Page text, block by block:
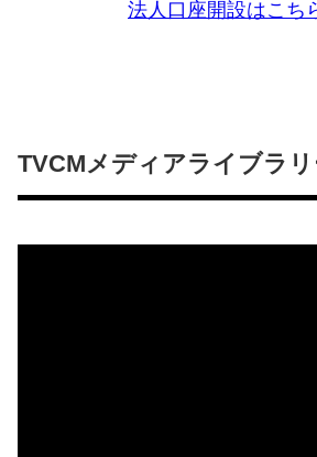
法人口座開設はこち
TVCMメディアライブラリ